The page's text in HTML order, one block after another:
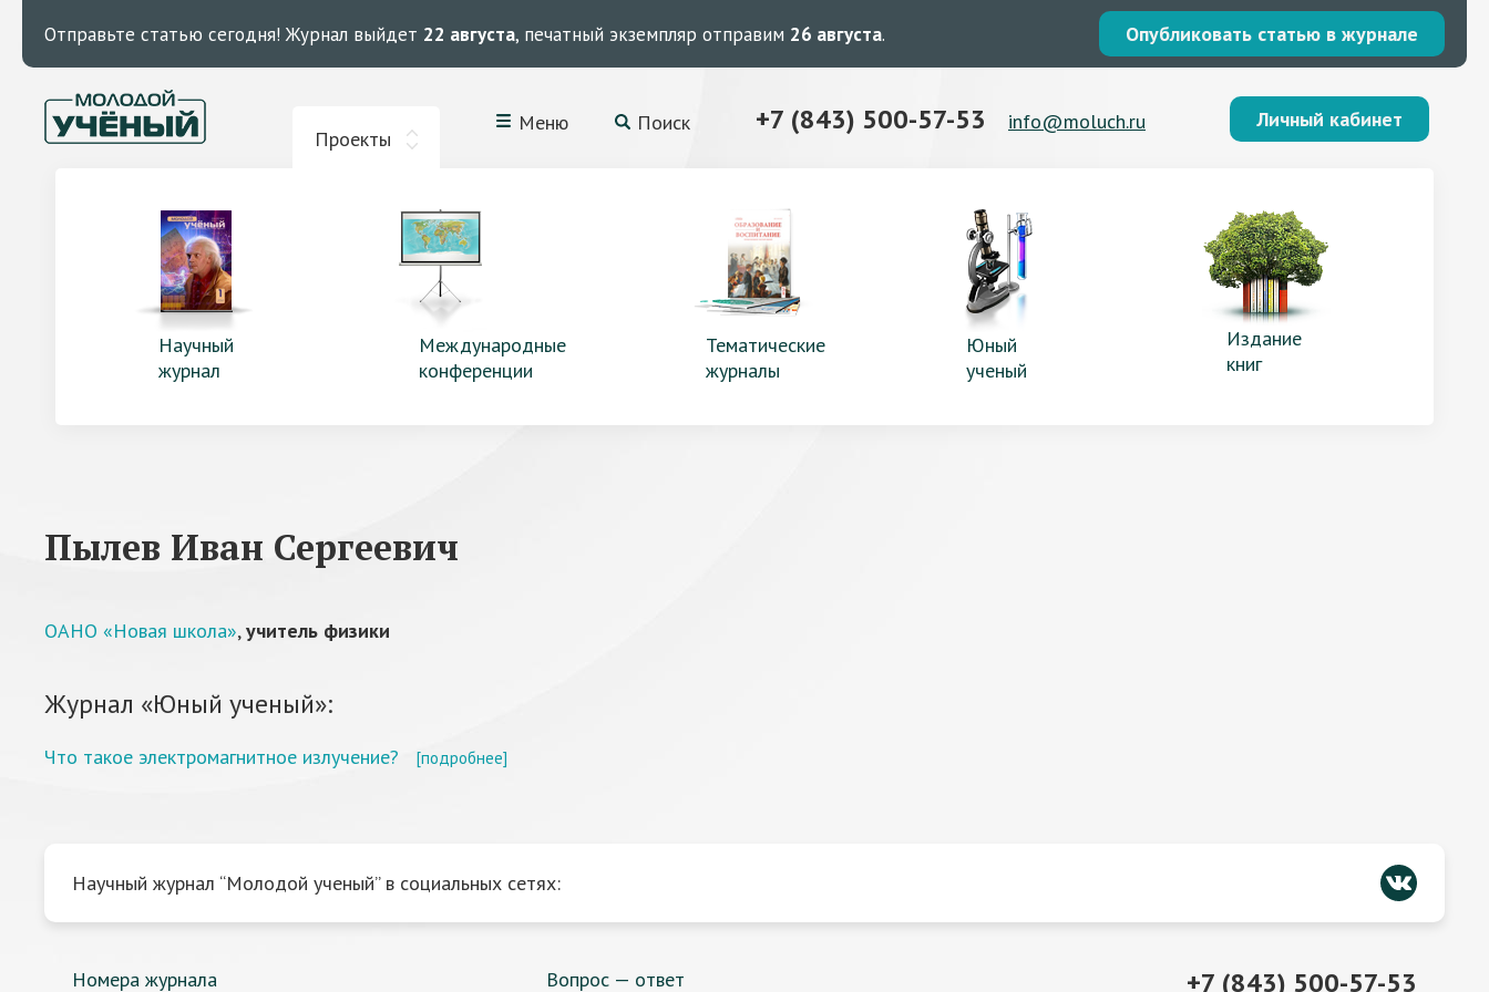
Отправьте статью сегодня! Журнал выйдет 22 августа, печатный экземпляр отправим 26 августа. Опубликовать статью в журнале
Проекты
Меню Поиск +7 (843) 500-57-53 info@moluch.ru Личный кабинет
Научный
журнал
Международные
конференции
Тематические
журналы
Юный
ученый
Издание
книг
Пылев Иван Сергеевич
ОАНО «Новая школа»,учитель физики
Журнал «Юный ученый»:
Что такое электромагнитное излучение? [подробнее]
Научный журнал “Молодой ученый” в социальных сетях:
Номера журнала Вопрос — ответ +7 (843) 500-57-53